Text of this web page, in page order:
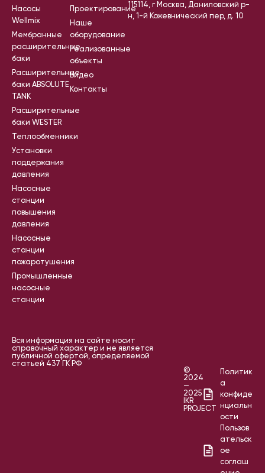
Насосы
Wellmix
Мембранные
расширительные
баки
Расширительные
баки ABSOLUTE
TANK
Расширительные
баки WESTER
Теплообменники
Установки
поддержания
давления
Насосные
станции
повышения
давления
Насосные
станции
пожаротушения
Промышленные
насосные
станции
Проектирование
Наше
оборудование
Реализованные
объекты
Видео
Контакты
115114, г Москва, Даниловский р-
н, 1-й Кожевнический пер, д. 10
Вся информация на сайте носит
справочный характер и не является
публичной офертой, определяемой
статьей 437 ГК РФ
©
2024
—
2025
IKR
PROJECT
Политик
а
конфиде
нциальн
ости
Пользов
ательск
ое
соглаш